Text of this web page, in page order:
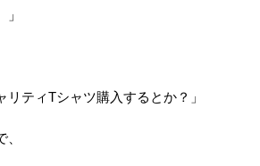
リティTシャツ購入するとか？」